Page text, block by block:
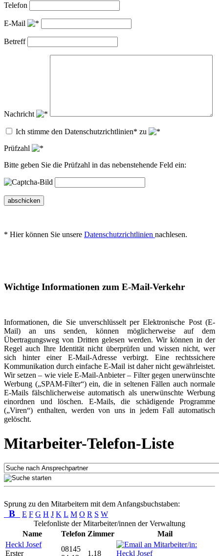
Telefon
E-Mail
Betreff
Nachricht
Ich stimme den Datenschutzrichtlinien* zu
Prüfzahl
Bitte geben Sie die Prüfzahl in das nebenstehende Feld ein:
abschicken
* Hier können Sie unsere Datenschutzrichtlinien nachlesen.
Wichtige Informationen zum E-Mail-Verkehr
Informationen, die Sie unverschlüsselt per Elektronische Post (E-
Mail) an uns senden, können möglicherweise auf dem
Übertragungsweg von Dritten gelesen werden. Wir können in der
Regel auch Ihre Identität nicht überprüfen und wissen nicht, wer
sich hinter einer E-Mail-Adresse verbirgt. Eine rechtssichere
Kommunikation durch einfache E-Mail ist daher nicht gewährleistet.
Wir setzen – wie viele E-Mail-Anbieter – Filter gegen unerwünschte
Werbung („SPAM-Filter“) ein, die in seltenen Fällen auch normale
E-Mails fälschlicherweise automatisch als unerwünschte Werbung
einordnen und löschen. E-Mails, die schädigende Programme
(„Viren“) enthalten, werden von uns in jedem Fall automatisch
gelöscht.
Mitarbeiter-Telefon-Liste
Sprung zu den Mitarbeitern mit dem Anfangsbuchstaben:
B E F G H J K L M O R S W
Telefonliste der Mitarbeiter/innen der Verwaltung
Name
Telefon Zimmer
Mail
Heckl Josef
Erster
08145
1.18